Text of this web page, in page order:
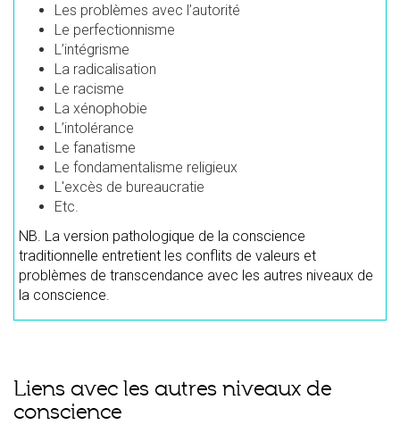
Les problèmes avec l’autorité
Le perfectionnisme
L’intégrisme
La radicalisation
Le racisme
La xénophobie
L’intolérance
Le fanatisme
Le fondamentalisme religieux
L'excès de bureaucratie
Etc.
NB. La version pathologique de la conscience
traditionnelle entretient les conflits de valeurs et
problèmes de transcendance avec les autres niveaux de
la conscience.
Liens avec les autres niveaux de
conscience